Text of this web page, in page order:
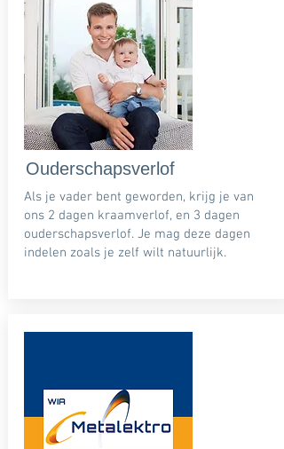
Ouderschapsverlof
Als je vader bent geworden, krijg je van
ons 2 dagen kraamverlof, en 3 dagen
ouderschapsverlof. Je mag deze dagen
indelen zoals je zelf wilt natuurlijk.